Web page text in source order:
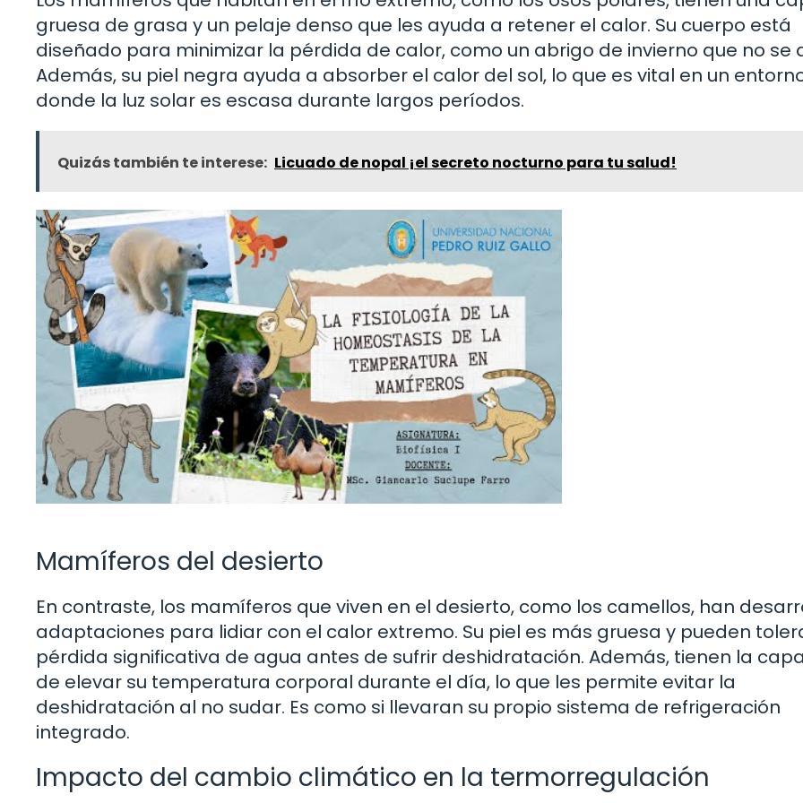
gruesa de grasa y un pelaje denso que les ayuda a retener el calor. Su cuerpo está
diseñado para minimizar la pérdida de calor, como un abrigo de invierno que no se
Además, su piel negra ayuda a absorber el calor del sol, lo que es vital en un
donde la luz solar es escasa durante largos períodos.
Quizás también te interese: Licuado de nopal ¡el secreto nocturno para tu salud!
Mamíferos del desierto
En contraste, los mamíferos que viven en el desierto, como los camellos, han
adaptaciones para lidiar con el calor extremo. Su piel es más gruesa y pueden
pérdida significativa de agua antes de sufrir deshidratación. Además, tienen la
de elevar su temperatura corporal durante el día, lo que les permite evitar la
deshidratación al no sudar. Es como si llevaran su propio sistema de refrigeración
integrado.
Impacto del cambio climático en la termorregulación